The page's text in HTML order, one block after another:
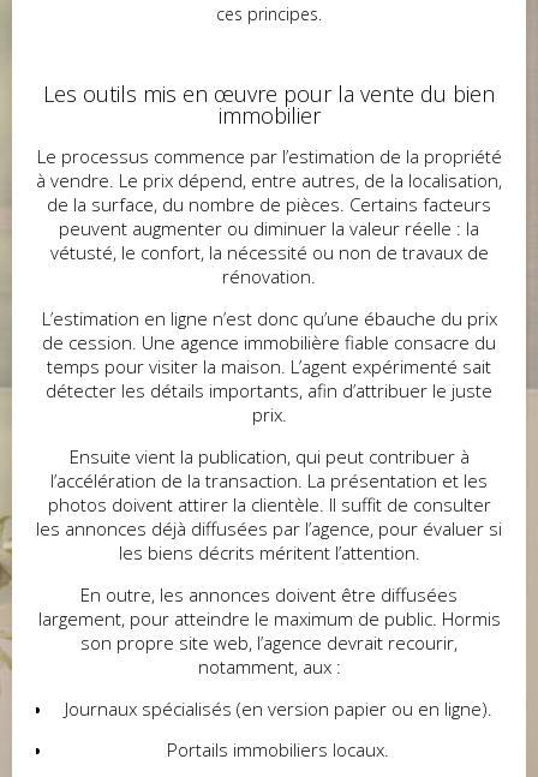
ces principes.
Les outils mis en œuvre pour la vente du bien
immobilier
Le processus commence par l’estimation de la propriété
à vendre. Le prix dépend, entre autres, de la localisation,
de la surface, du nombre de pièces. Certains facteurs
peuvent augmenter ou diminuer la valeur réelle : la
vétusté, le confort, la nécessité ou non de travaux de
rénovation.
L’estimation en ligne n’est donc qu’une ébauche du prix
de cession. Une agence immobilière fiable consacre du
temps pour visiter la maison. L’agent expérimenté sait
détecter les détails importants, afin d’attribuer le juste
prix.
Ensuite vient la publication, qui peut contribuer à
l’accélération de la transaction. La présentation et les
photos doivent attirer la clientèle. Il suffit de consulter
les annonces déjà diffusées par l’agence, pour évaluer si
les biens décrits méritent l’attention.
En outre, les annonces doivent être diffusées
largement, pour atteindre le maximum de public. Hormis
son propre site web, l’agence devrait recourir,
notamment, aux :
Journaux spécialisés (en version papier ou en ligne).
Portails immobiliers locaux.